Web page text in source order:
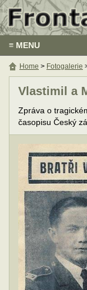
≡ MENU
Vlastimil a
Zpráva o
časopisu Český
Home > Fotogalerie